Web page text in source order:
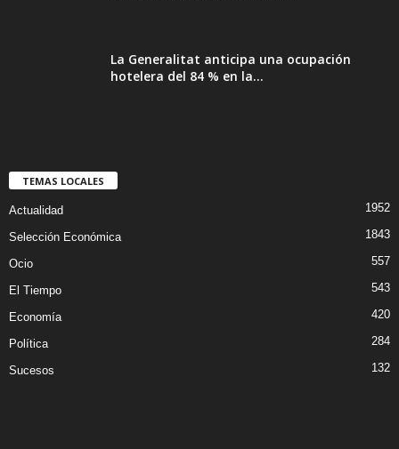
La Generalitat anticipa una ocupación
hotelera del 84 % en la...
TEMAS LOCALES
Actualidad 1952
Selección Económica 1843
Ocio 557
El Tiempo 543
Economía 420
Política 284
Sucesos 132